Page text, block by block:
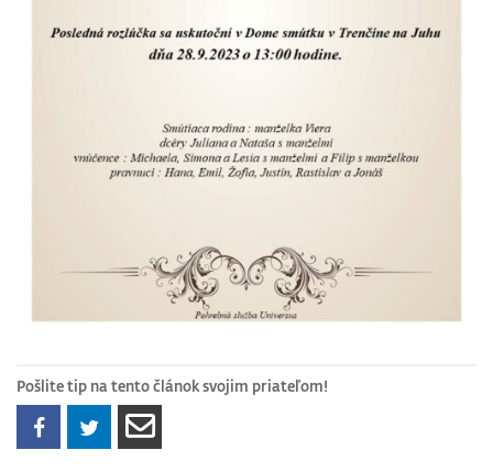
Pošlite tip na tento článok svojim priateľom!